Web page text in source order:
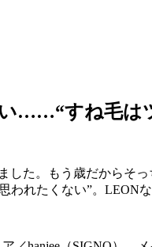
……“すね毛は
した。もう歳だから
われたくない”。LEON